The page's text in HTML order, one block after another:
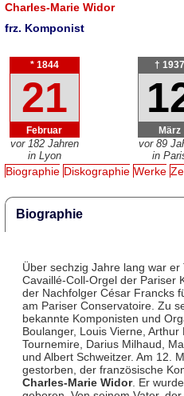
Charles-Marie Widor
frz. Komponist
* 1844
21
Februar
vor 182 Jahren
in Lyon
† 1937
März
vor 89
in
Biographie Diskographie Werke
Biographie
Über sechzig Jahre lang war
Cavaillé-Coll-Orgel der Pariser
der Nachfolger César Francks
am Pariser Conservatoire. Zu
bekannte Komponisten und
Boulanger, Louis Vierne, Arthur
Tournemire, Darius Milhaud,
und Albert Schweitzer. Am 12.
gestorben, der französische
Charles-Marie Widor. Er